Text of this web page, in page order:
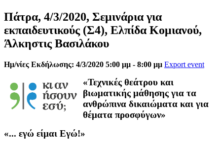
Πάτρα, 4/3/2020, Σεμινάρια για
εκπαιδευτικούς (Σ4), Ελπίδα Κομιανού,
Άλκηστις Βασιλάκου
Ημ/νίες Εκδήλωσης: 4/3/2020 5:00 μμ - 8:00 μμ Export event
«Τεχνικές θεάτρου και
βιωματικής μάθησης για τα
ανθρώπινα δικαιώματα και για
θέματα προσφύγων»
«... εγώ είμαι Εγώ!»